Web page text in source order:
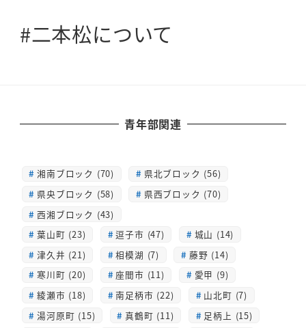
#二本松について
青年部関連
湘南ブロック (70)
県北ブロック (56)
県央ブロック (58)
県西ブロック (70)
西湘ブロック (43)
葉山町 (23)
逗子市 (47)
城山 (14)
津久井 (21)
相模湖 (7)
藤野 (14)
寒川町 (20)
座間市 (11)
愛甲 (9)
綾瀬市 (18)
南足柄市 (22)
山北町 (7)
湯河原町 (15)
真鶴町 (11)
足柄上 (15)